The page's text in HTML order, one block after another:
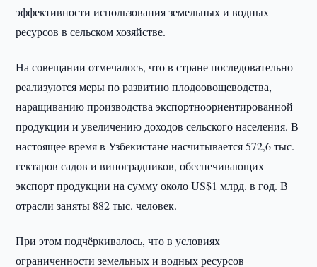
эффективности использования земельных и водных
ресурсов в сельском хозяйстве.
На совещании отмечалось, что в стране последовательно
реализуются меры по развитию плодоовощеводства,
наращиванию производства экспортноориентированной
продукции и увеличению доходов сельского населения. В
настоящее время в Узбекистане насчитывается 572,6 тыс.
гектаров садов и виноградников, обеспечивающих
экспорт продукции на сумму около US$1 млрд. в год. В
отрасли заняты 882 тыс. человек.
При этом подчёркивалось, что в условиях
ограниченности земельных и водных ресурсов